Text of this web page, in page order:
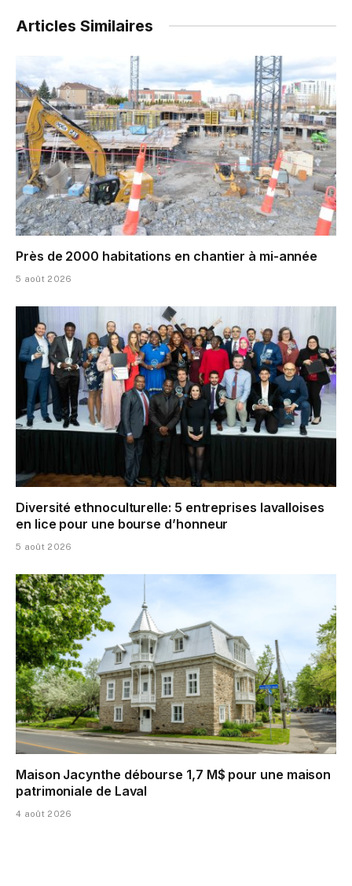
Articles Similaires
Près de 2000 habitations en chantier à mi-année
5 août 2026
Diversité ethnoculturelle: 5 entreprises lavalloises
en lice pour une bourse d’honneur
5 août 2026
Maison Jacynthe débourse 1,7 M$ pour une maison
patrimoniale de Laval
4 août 2026